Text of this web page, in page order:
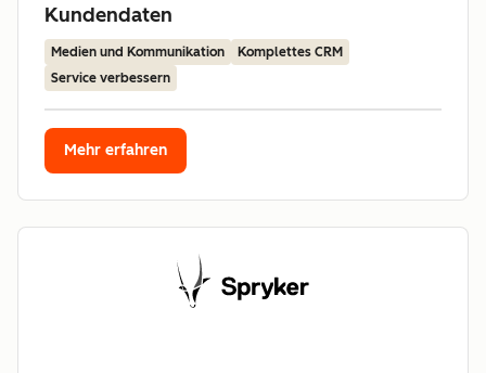
Kundendaten
Medien und Kommunikation
Komplettes CRM
Service verbessern
Mehr erfahren